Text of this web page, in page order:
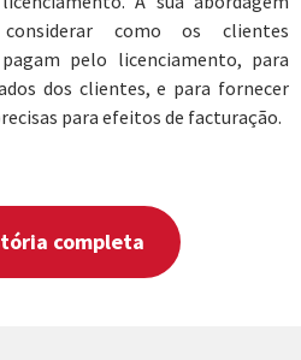
como os clientes
pelo licenciamento, para
dos clientes, e para fornecer
para efeitos de facturação.
completa